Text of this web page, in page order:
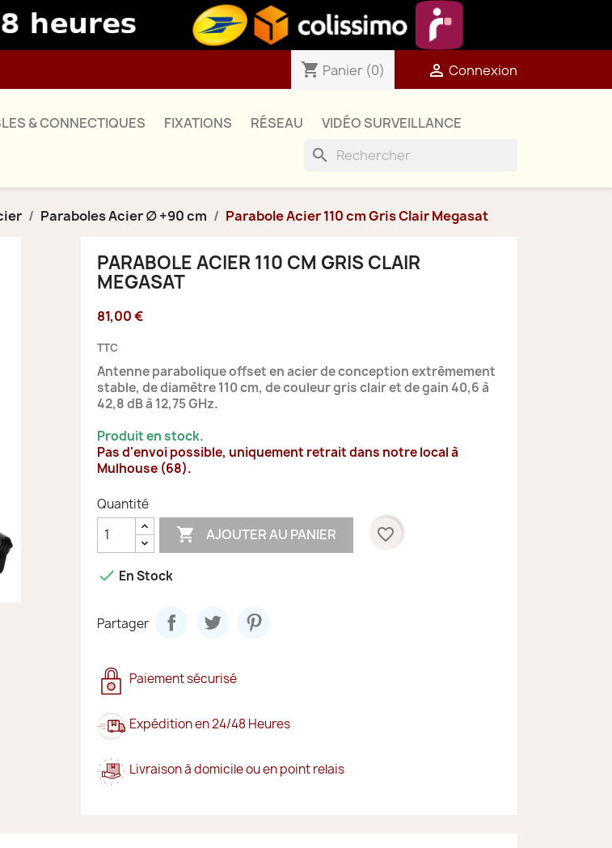
shopping_cart Panier (0)  Connexion
& CONNECTIQUES FIXATIONS RÉSEAU VIDÉO SURVEILLANCE
search
Paraboles Acier ∅ +90 cm Parabole Acier 110 cm Gris Clair Megasat
PARABOLE ACIER 110 CM GRIS CLAIR
MEGASAT
81,00 €
TTC
Antenne parabolique offset en acier de conception extrêmement
stable, de diamètre 110 cm, de couleur gris clair et de gain 40,6 à
42,8 dB à 12,75 GHz.
Produit en stock.
Pas d'envoi possible, uniquement retrait dans notre local à
Mulhouse (68).
Quantité
 AJOUTER AU PANIER favorite_border
 En Stock
Partager
Paiement sécurisé
Expédition en 24/48 Heures
Livraison à domicile ou en point relais